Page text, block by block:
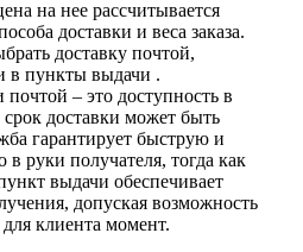
на нее рассчитывается
доставки и веса заказа.
доставку почтой,
в пункты выдачи .
– это доступность в
доставки может быть
гарантирует быструю и
руки получателя, тогда как
выдачи обеспечивает
допуская возможность
для клиента момент.